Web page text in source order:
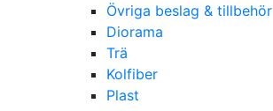
Övriga beslag & tillbehör
Diorama
Trä
Kolfiber
Plast